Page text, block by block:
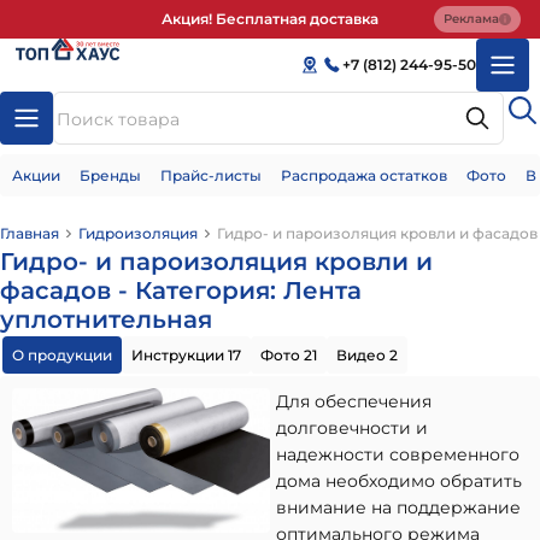
Акция! Бесплатная доставка Реклама
+7 (812) 244-95-50
Акции Бренды Прайс-листы Распродажа остатков Фото
Главная Гидроизоляция Гидро- и пароизоляция кровли и фасадов
Гидро- и пароизоляция кровли и
фасадов - Категория: Лента
уплотнительная
О продукции Инструкции 17 Фото 21 Видео 2
Для обеспечения
долговечности и
надежности современного
дома необходимо обратить
внимание на поддержание
оптимального режима